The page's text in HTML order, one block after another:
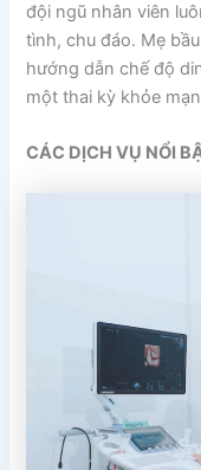
đội ngũ nhân viên
tình, chu đáo. Mẹ
hướng dẫn chế độ
một thai kỳ khỏe
CÁC DỊCH VỤ NỔI